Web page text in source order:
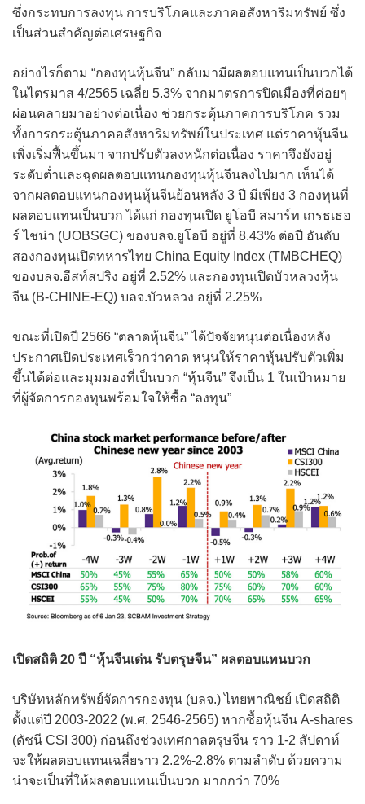
ซึ่งกระทบการลงทุน การบริโภคและภาคอสังหาริมทรัพย์ ซึ่ง
เป็นส่วนสำคัญต่อเศรษฐกิจ
อย่างไรก็ตาม “กองทุนหุ้นจีน” กลับมามีผลตอบแทนเป็นบวกได้
ในไตรมาส 4/2565 เฉลี่ย 5.3% จากมาตรการปิดเมืองที่ค่อยๆ
ผ่อนคลายมาอย่างต่อเนื่อง ช่วยกระตุ้นภาคการบริโภค รวม
ทั้งการกระตุ้นภาคอสังหาริมทรัพย์ในประเทศ แต่ราคาหุ้นจีน
เพิ่งเริ่มฟื้นขึ้นมา จากปรับตัวลงหนักต่อเนื่อง ราคาจึงยังอยู่
ระดับต่ำและฉุดผลตอบแทนกองทุนหุ้นจีนลงไปมาก เห็นได้
จากผลตอบแทนกองทุนหุ้นจีนย้อนหลัง 3 ปี มีเพียง 3 กองทุนที่
ผลตอบแทนเป็นบวก ได้แก่ กองทุนเปิด ยูโอบี สมาร์ท เกรธเธอ
ร์ ไชน่า (UOBSGC) ของบลจ.ยูโอบี อยู่ที่ 8.43% ต่อปี อันดับ
สองกองทุนเปิดทหารไทย China Equity Index (TMBCHEQ)
ของบลจ.อีสท์สปริง อยู่ที่ 2.52% และกองทุนเปิดบัวหลวงหุ้น
จีน (B-CHINE-EQ) บลจ.บัวหลวง อยู่ที่ 2.25%
ขณะที่เปิดปี 2566 “ตลาดหุ้นจีน” ได้ปัจจัยหนุนต่อเนื่องหลัง
ประกาศเปิดประเทศเร็วกว่าคาด หนุนให้ราคาหุ้นปรับตัวเพิ่ม
ขึ้นได้ต่อและมุมมองที่เป็นบวก “หุ้นจีน” จึงเป็น 1 ในเป้าหมาย
ที่ผู้จัดการกองทุนพร้อมใจให้ซื้อ “ลงทุน”
เปิดสถิติ 20 ปี “หุ้นจีนเด่น รับตรุษจีน” ผลตอบแทนบวก
บริษัทหลักทรัพย์จัดการกองทุน (บลจ.) ไทยพาณิชย์ เปิดสถิติ
ตั้งแต่ปี 2003-2022 (พ.ศ. 2546-2565) หากซื้อหุ้นจีน A-shares
(ดัชนี CSI 300) ก่อนถึงช่วงเทศกาลตรุษจีน ราว 1-2 สัปดาห์
จะให้ผลตอบแทนเฉลี่ยราว 2.2%-2.8% ตามลำดับ ด้วยความ
น่าจะเป็นที่ให้ผลตอบแทนเป็นบวก มากกว่า 70%